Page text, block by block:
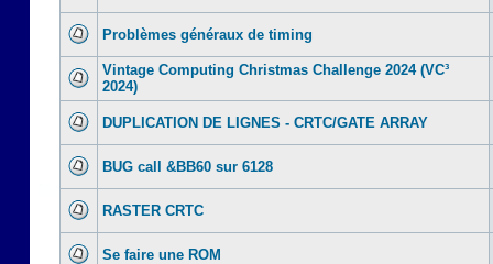
Problèmes généraux de timing
Vintage Computing Christmas Challenge 2024 (VC³
2024)
DUPLICATION DE LIGNES - CRTC/GATE ARRAY
BUG call &BB60 sur 6128
RASTER CRTC
Se faire une ROM